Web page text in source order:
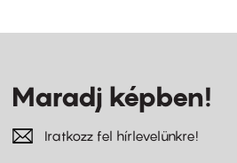
Maradj képben!
Iratkozz fel hírlevelünkre!